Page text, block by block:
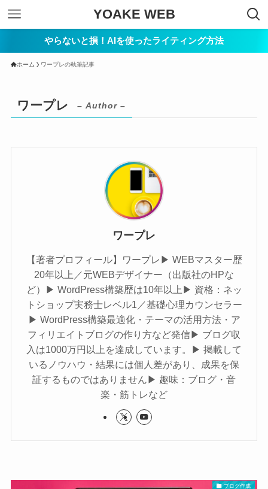
YOAKE WEB
やらないと損！AIを使ったライティング方法
ホーム ワープレの執筆記事
ワープレ – Author –
ワープレ
【著者プロフィール】ワープレ▶︎ WEBマスター歴
20年以上／元WEBデザイナー（出版社のHPな
ど）▶︎ WordPress構築歴は10年以上▶︎ 資格：ネッ
トショップ実務士レベル1／基礎心理カウンセラー
▶︎ WordPress構築最適化・テーマの活用方法・ア
フィリエイトブログの作り方など発信▶︎ ブログ収
入は1000万円以上を達成しています。▶︎ 掲載して
いるノウハウ・結果には個人差があり、成果を保
証するものではありません▶︎ 趣味：ブログ・音
楽・筋トレなど
ブログ作成